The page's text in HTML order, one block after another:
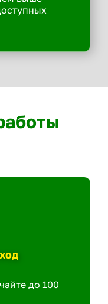
до 100